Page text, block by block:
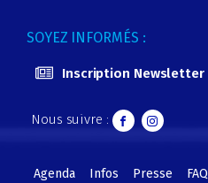
SOYEZ INFORMÉS :
Inscription Newsletter
Nous suivre :
Agenda Infos Presse FAQ